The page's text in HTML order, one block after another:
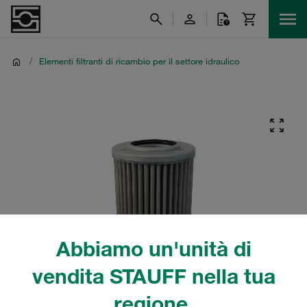
Abbiamo un'unità di
vendita STAUFF nella tua
/ Elementi filtranti di ricambio per il settore idraulico